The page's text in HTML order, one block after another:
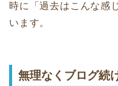
時に「過去はこんな感
います。
無理なくブログ続